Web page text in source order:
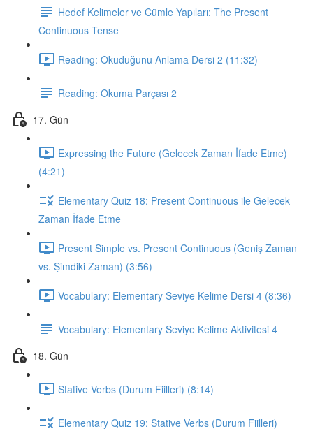
Hedef Kelimeler ve Cümle Yapıları: The Present
Continuous Tense
Reading: Okuduğunu Anlama Dersi 2 (11:32)
Reading: Okuma Parçası 2
17. Gün
Expressing the Future (Gelecek Zaman İfade Etme)
(4:21)
Elementary Quiz 18: Present Continuous ile Gelecek
Zaman İfade Etme
Present Simple vs. Present Continuous (Geniş Zaman
vs. Şimdiki Zaman) (3:56)
Vocabulary: Elementary Seviye Kelime Dersi 4 (8:36)
Vocabulary: Elementary Seviye Kelime Aktivitesi 4
18. Gün
Stative Verbs (Durum Fiilleri) (8:14)
Elementary Quiz 19: Stative Verbs (Durum Fiilleri)